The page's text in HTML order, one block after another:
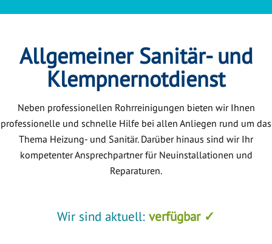
Allgemeiner Sanitär- und
Klempnernotdienst
Neben professionellen Rohrreinigungen bieten wir Ihnen
professionelle und schnelle Hilfe bei allen Anliegen rund um das
Thema Heizung- und Sanitär. Darüber hinaus sind wir Ihr
kompetenter Ansprechpartner für Neuinstallationen und
Reparaturen.
Wir sind aktuell: verfügbar ✓